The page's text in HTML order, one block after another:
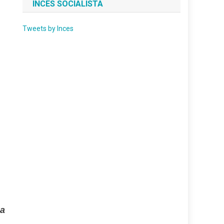
INCES SOCIALISTA
Tweets by Inces